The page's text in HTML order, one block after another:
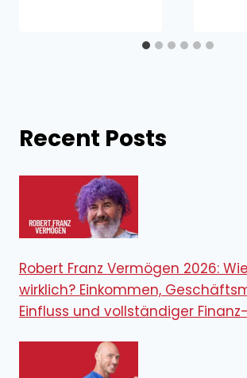
Recent Posts
Robert Franz Vermögen 2026:
wirklich? Einkommen,
Einfluss und vollständiger